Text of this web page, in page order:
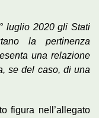
luglio 2020 gli Stati
la pertinenza
una relazione
se del caso, di una
figura nell’allegato